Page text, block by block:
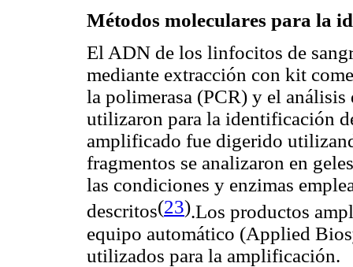
Métodos moleculares para la
El ADN de los linfocitos de
mediante extracción con kit
la polimerasa (PCR) y el
utilizaron para la identificación
amplificado fue digerido
fragmentos se analizaron en
las condiciones y enzimas
descritos(23).Los productos
equipo automático (Applied
utilizados para la amplificación.